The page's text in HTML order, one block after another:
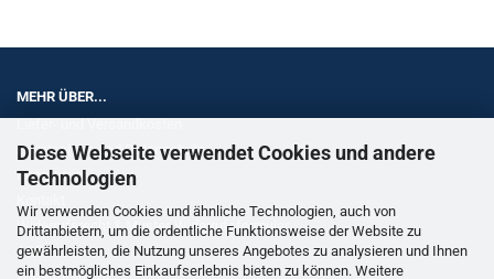
Diese Webseite verwendet Cookies und andere
Technologien
Wir verwenden Cookies und ähnliche Technologien, auch von
Drittanbietern, um die ordentliche Funktionsweise der Website zu
gewährleisten, die Nutzung unseres Angebotes zu analysieren und Ihnen
ein bestmögliches Einkaufserlebnis bieten zu können. Weitere
MEHR ÜBER...
Privatsphäre und Datenschutz
Impressum
Widerrufsrecht & Muster-Widerrufsformular
AGB